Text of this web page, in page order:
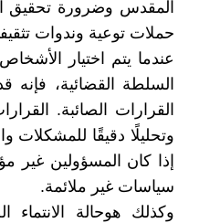
المقدس وضرورة تحقيق
حملات توعية وندوات
عندما يتم اختيار
السلطة القضائية،
القرارات الصائبة.
وتحليلًا دقيقًا للمشكلات
إذا كان المسؤولين غير
سياسات غير ملائمة.
وكذلك هوحالة